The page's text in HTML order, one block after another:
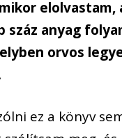
anyag
orvos
ez a könyv